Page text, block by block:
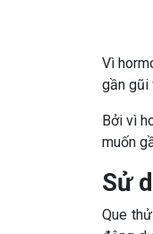
Vì
gần gũi
Bởi vì
muốn
Sử
Que